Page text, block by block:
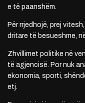
e të paanshëm.
Për rrjedhojë, prej
dritare të besueshme,
Zhvillimet politike në
të agjencisë. Por nuk
ekonomia, sporti,
etj.